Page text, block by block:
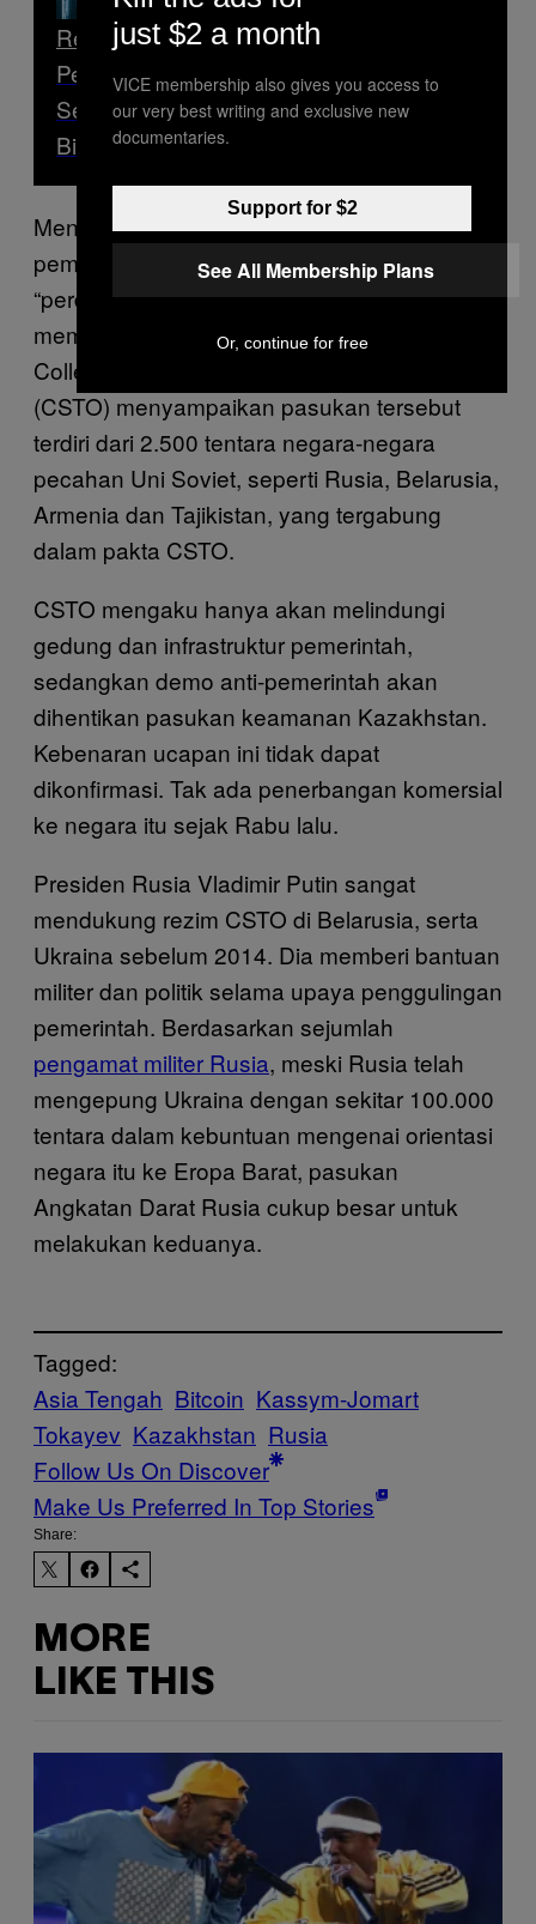
Read Next
Pengedar Narkoba Swedia Kaya Raya
Selama di Penjara Berkat Investasi
Bitcoin
Menurut akun media sosial dan televisi milik
pemerintah, Rusia mengirim pasukan
“perdamaian” untuk membantu
memadamkan kerusuhan. Juru bicara
Collective Security Treaty Organisation
(CSTO) menyampaikan pasukan tersebut
terdiri dari 2.500 tentara negara-negara
pecahan Uni Soviet, seperti Rusia, Belarusia,
Armenia dan Tajikistan, yang tergabung
dalam pakta CSTO.
CSTO mengaku hanya akan melindungi
gedung dan infrastruktur pemerintah,
sedangkan demo anti-pemerintah akan
dihentikan pasukan keamanan Kazakhstan.
Kebenaran ucapan ini tidak dapat
dikonfirmasi. Tak ada penerbangan komersial
ke negara itu sejak Rabu lalu.
Presiden Rusia Vladimir Putin sangat
mendukung rezim CSTO di Belarusia, serta
Ukraina sebelum 2014. Dia memberi bantuan
militer dan politik selama upaya penggulingan
pemerintah. Berdasarkan sejumlah
pengamat militer Rusia, meski Rusia telah
mengepung Ukraina dengan sekitar 100.000
tentara dalam kebuntuan mengenai orientasi
negara itu ke Eropa Barat, pasukan
Angkatan Darat Rusia cukup besar untuk
melakukan keduanya.
Tagged:
Asia Tengah Bitcoin Kassym-Jomart
Tokayev Kazakhstan Rusia
Follow Us On Discover
Make Us Preferred In Top Stories
Share:
MORE
LIKE THIS
just $2 a month
VICE membership also gives you access to
our very best writing and exclusive new
documentaries.
Support for $2
See All Membership Plans
Or, continue for free